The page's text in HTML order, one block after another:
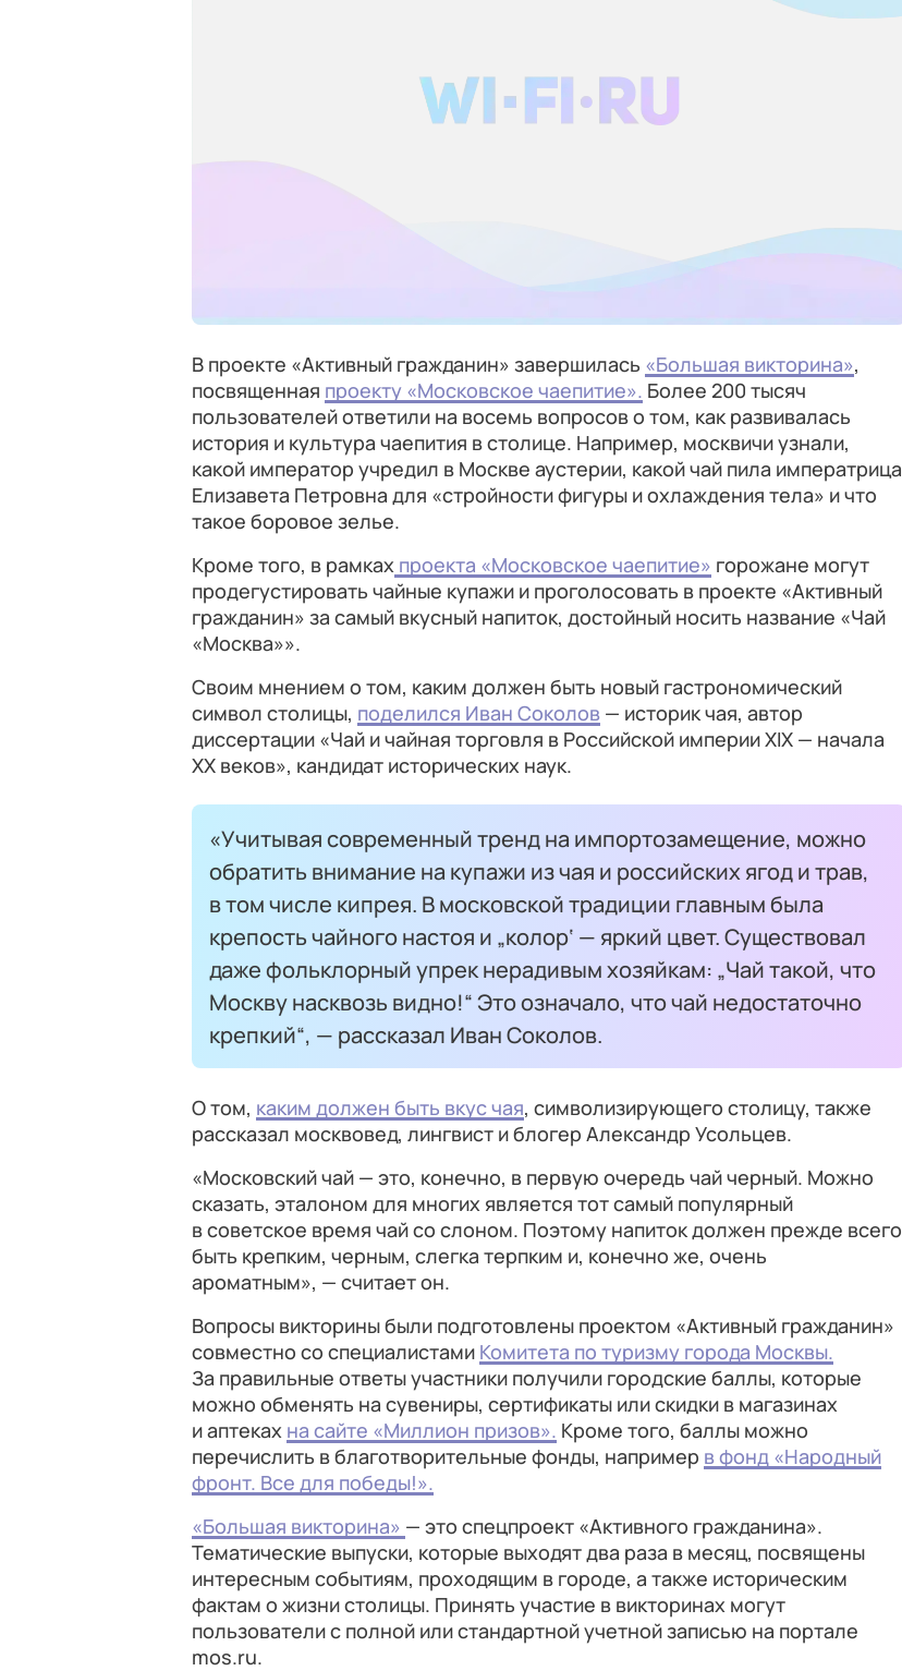
В проекте «Активный гражданин» завершилась «Большая викторина»,
посвященная проекту «Московское чаепитие». Более 200 тысяч
пользователей ответили на восемь вопросов о том, как развивалась
история и культура чаепития в столице. Например, москвичи узнали,
какой император учредил в Москве аустерии, какой чай пила императрица
Елизавета Петровна для «стройности фигуры и охлаждения тела» и что
такое боровое зелье.
Кроме того, в рамках проекта «Московское чаепитие» горожане могут
продегустировать чайные купажи и проголосовать в проекте «Активный
гражданин» за самый вкусный напиток, достойный носить название «Чай
«Москва»».
Своим мнением о том, каким должен быть новый гастрономический
символ столицы, поделился Иван Соколов — историк чая, автор
диссертации «Чай и чайная торговля в Российской империи XIX — начала
ХХ веков», кандидат исторических наук.
«Учитывая современный тренд на импортозамещение, можно
обратить внимание на купажи из чая и российских ягод и трав,
в том числе кипрея. В московской традиции главным была
крепость чайного настоя и „колор‘ — яркий цвет. Существовал
даже фольклорный упрек нерадивым хозяйкам: „Чай такой, что
Москву насквозь видно!“ Это означало, что чай недостаточно
крепкий“, — рассказал Иван Соколов.
О том, каким должен быть вкус чая, символизирующего столицу, также
рассказал москвовед, лингвист и блогер Александр Усольцев.
«Московский чай — это, конечно, в первую очередь чай черный. Можно
сказать, эталоном для многих является тот самый популярный
в советское время чай со слоном. Поэтому напиток должен прежде всего
быть крепким, черным, слегка терпким и, конечно же, очень
ароматным», — считает он.
Вопросы викторины были подготовлены проектом «Активный гражданин»
совместно со специалистами Комитета по туризму города Москвы.
За правильные ответы участники получили городские баллы, которые
можно обменять на сувениры, сертификаты или скидки в магазинах
и аптеках на сайте «Миллион призов». Кроме того, баллы можно
перечислить в благотворительные фонды, например в фонд «Народный
фронт. Все для победы!».
«Большая викторина» — это спецпроект «Активного гражданина».
Тематические выпуски, которые выходят два раза в месяц, посвящены
интересным событиям, проходящим в городе, а также историческим
фактам о жизни столицы. Принять участие в викторинах могут
пользователи с полной или стандартной учетной записью на портале
mos.ru.